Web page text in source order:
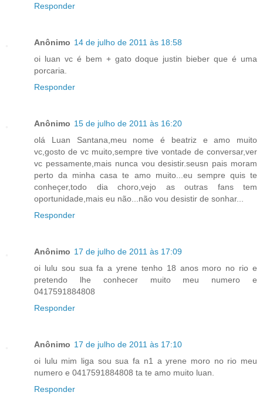
Responder
Anônimo 14 de julho de 2011 às 18:58
oi luan vc é bem + gato doque justin bieber que é uma
porcaria.
Responder
Anônimo 15 de julho de 2011 às 16:20
olá Luan Santana,meu nome é beatriz e amo muito
vc,gosto de vc muito,sempre tive vontade de conversar,ver
vc pessamente,mais nunca vou desistir.seusn pais moram
perto da minha casa te amo muito...eu sempre quis te
conheçer,todo dia choro,vejo as outras fans tem
oportunidade,mais eu não...não vou desistir de sonhar...
Responder
Anônimo 17 de julho de 2011 às 17:09
oi lulu sou sua fa a yrene tenho 18 anos moro no rio e
pretendo lhe conhecer muito meu numero e
0417591884808
Responder
Anônimo 17 de julho de 2011 às 17:10
oi lulu mim liga sou sua fa n1 a yrene moro no rio meu
numero e 0417591884808 ta te amo muito luan.
Responder